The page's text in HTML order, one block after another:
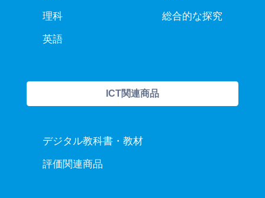
理科
英語
総合的な探究
ICT関連商品
デジタル教科書・教材
評価関連商品